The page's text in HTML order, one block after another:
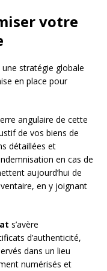
votre
une stratégie globale
en place pour
angulaire de cette
de vos biens de
détaillées et
en cas de
aujourd’hui de
en y joignant
s’avère
d’authenticité,
dans un lieu
numérisés et